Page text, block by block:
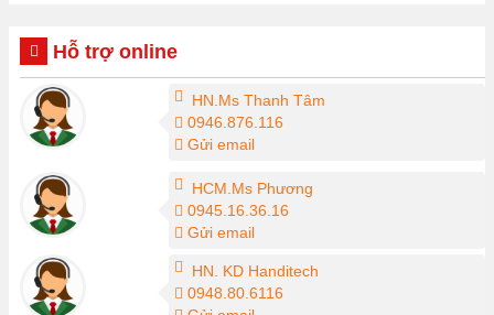
Hỗ trợ online
HN.Ms Thanh Tâm
0946.876.116
Gửi email
HCM.Ms Phương
0945.16.36.16
Gửi email
HN. KD Handitech
0948.80.6116